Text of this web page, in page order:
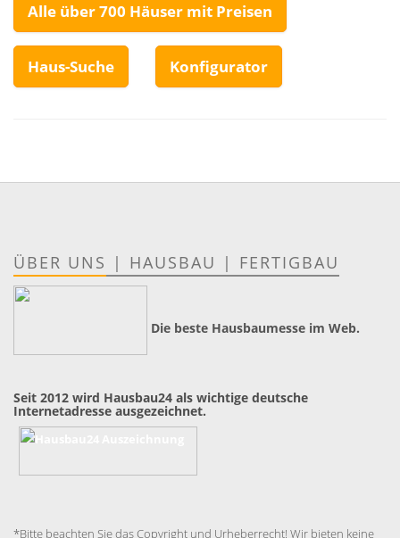
Alle über 700 Häuser mit Preisen
Haus-Suche Konfigurator
ÜBER UNS | HAUSBAU | FERTIGBAU
Die beste Hausbaumesse im Web.
Seit 2012 wird Hausbau24 als wichtige deutsche
Internetadresse ausgezeichnet.
*Bitte beachten Sie das Copyright und Urheberrecht! Wir bieten keine